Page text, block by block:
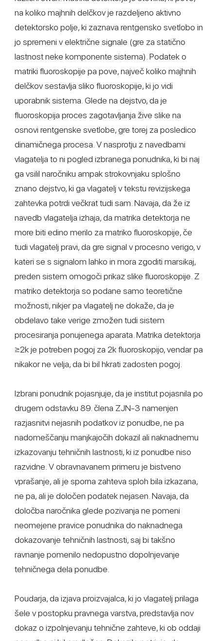
na koliko majhnih delčkov je razdeljeno aktivno
detektorsko polje, ki zaznava rentgensko svetlobo in
jo spremeni v električne signale (gre za statično
lastnost neke komponente sistema). Podatek o
matriki fluoroskopije pa pove, največ koliko majhnih
delčkov sestavlja sliko fluoroskopije, ki jo vidi
uporabnik sistema. Glede na dejstvo, da je
fluoroskopija proces zagotavljanja žive slike na
osnovi rentgenske svetlobe, gre torej za posledico
dinamičnega procesa. V nasprotju z navedbami
vlagatelja to ni pogled izbranega ponudnika, ki bi naj
ga vsilil naročniku ampak strokovnjaku splošno
znano dejstvo, ki ga vlagatelj v tekstu revizijskega
zahtevka potrdi večkrat tudi sam. Navaja, da že iz
navedb vlagatelja izhaja, da matrika detektorja ne
more biti edino merilo za matriko fluoroskopije, če
tudi vlagatelj pravi, da gre signal v procesno verigo, v
kateri se s signalom lahko in mora zgoditi marsikaj,
preden sistem omogoči prikaz slike fluoroskopije. Z
matriko detektorja so podane samo teoretične
možnosti, nikjer pa vlagatelj ne dokaže, da je
obdelavo take verige zmožen tudi sistem
procesiranja ponujenega aparata. Matrika detektorja
≥2k je potreben pogoj za 2k fluoroskopijo, vendar pa
nikakor ne velja, da bi bil hkrati zadosten pogoj.
Izbrani ponudnik pojasnjuje, da je institut pojasnila po
drugem odstavku 89. člena ZJN-3 namenjen
razjasnitvi nejasnih podatkov iz ponudbe, ne pa
nadomeščanju manjkajočih dokazil ali naknadnemu
izkazovanju tehničnih lastnosti, ki iz ponudbe niso
razvidne. V obravnavanem primeru je bistveno
vprašanje, ali je sporna zahteva sploh bila izkazana,
ne pa, ali je določen podatek nejasen. Navaja, da
določba naročnika glede pozivanja ne pomeni
neomejene pravice ponudnika do naknadnega
dokazovanje tehničnih lastnosti, saj bi takšno
ravnanje pomenilo nedopustno dopolnjevanje
tehničnega dela ponudbe.
Poudarja, da izjava proizvajalca, ki jo vlagatelj prilaga
šele v postopku pravnega varstva, predstavlja nov
dokaz o izpolnjevanju tehnične zahteve, ki ob oddaji